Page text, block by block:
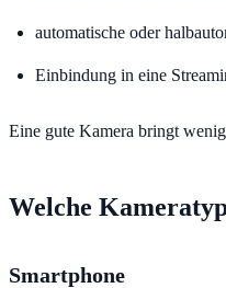
automatische oder
Einbindung in eine
Eine gute Kamera bringt
Welche
Smartphone